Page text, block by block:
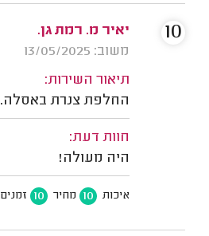
יאיר מ. רמת גן.
משוב: 13/05/2025
תיאור השירות:
החלפת צנרת באסלה.
חוות דעת:
היה מעולה!
איכות 10 מחיר 10 זמנים
10